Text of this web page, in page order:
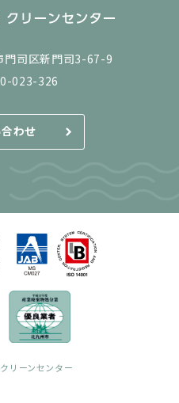
門司区新門司3-67-9
023-326
わせ
リーンセンター